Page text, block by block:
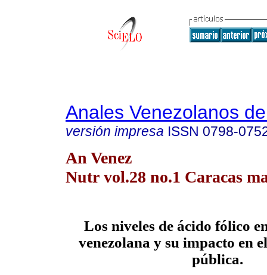
Anales Venezolanos
versión impresa ISSN 0798-
An Venez
Nutr vol.28 no.1 Caracas
Los niveles de ácido fólico
venezolana y su impacto en
pública.